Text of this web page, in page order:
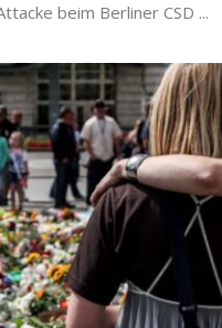
beim Berliner CSD ...